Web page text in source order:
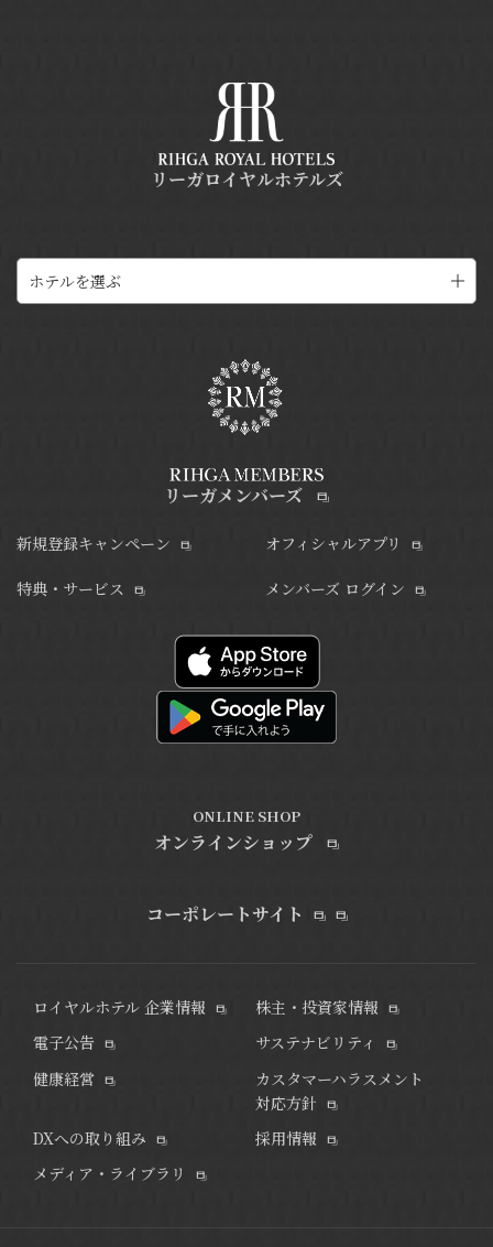
リーガロイヤルホテルズ
ホテルを選ぶ
リーガメンバーズ
新規登録キャンペーン
特典・サービス
オフィシャルアプリ
メンバーズ ログイン
ONLINE SHOP
オンラインショップ
コーポレートサイト
ロイヤルホテル 企業情報
株主・投資家情報
電子公告
サステナビリティ
健康経営
カスタマーハラスメント
対応方針
DXへの取り組み
採用情報
メディア・ライブラリ